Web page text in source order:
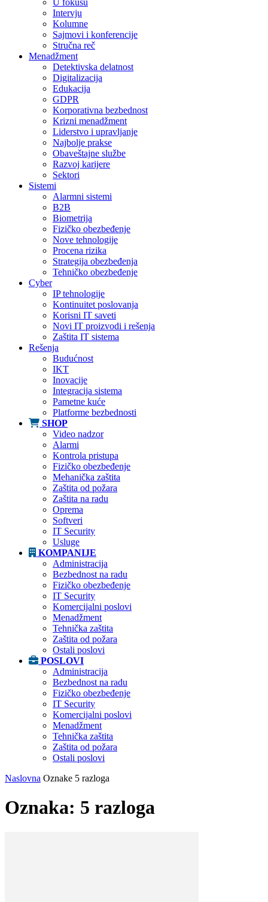
U fokusu
Intervju
Kolumne
Sajmovi i konferencije
Stručna reč
Menadžment
Detektivska delatnost
Digitalizacija
Edukacija
GDPR
Korporativna bezbednost
Krizni menadžment
Liderstvo i upravljanje
Najbolje prakse
Obaveštajne službe
Razvoj karijere
Sektori
Sistemi
Alarmni sistemi
B2B
Biometrija
Fizičko obezbeđenje
Nove tehnologije
Procena rizika
Strategija obezbeđenja
Tehničko obezbeđenje
Cyber
IP tehnologije
Kontinuitet poslovanja
Korisni IT saveti
Novi IT proizvodi i rešenja
Zaštita IT sistema
Rešenja
Budućnost
IKT
Inovacije
Integracija sistema
Pametne kuće
Platforme bezbednosti
SHOP
Video nadzor
Alarmi
Kontrola pristupa
Fizičko obezbeđenje
Mehanička zaštita
Zaštita od požara
Zaštita na radu
Oprema
Softveri
IT Security
Usluge
KOMPANIJE
Administracija
Bezbednost na radu
Fizičko obezbeđenje
IT Security
Komercijalni poslovi
Menadžment
Tehnička zaštita
Zaštita od požara
Ostali poslovi
POSLOVI
Administracija
Bezbednost na radu
Fizičko obezbeđenje
IT Security
Komercijalni poslovi
Menadžment
Tehnička zaštita
Zaštita od požara
Ostali poslovi
Naslovna Oznake 5 razloga
Oznaka: 5 razloga